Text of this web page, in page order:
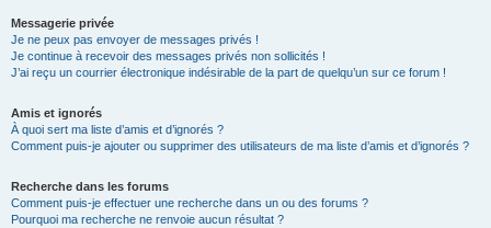
Messagerie privée
Je ne peux pas envoyer de messages privés !
Je continue à recevoir des messages privés non sollicités !
J’ai reçu un courrier électronique indésirable de la part de quelqu’un sur ce forum !
Amis et ignorés
À quoi sert ma liste d’amis et d’ignorés ?
Comment puis-je ajouter ou supprimer des utilisateurs de ma liste d’amis et d’ignorés ?
Recherche dans les forums
Comment puis-je effectuer une recherche dans un ou des forums ?
Pourquoi ma recherche ne renvoie aucun résultat ?